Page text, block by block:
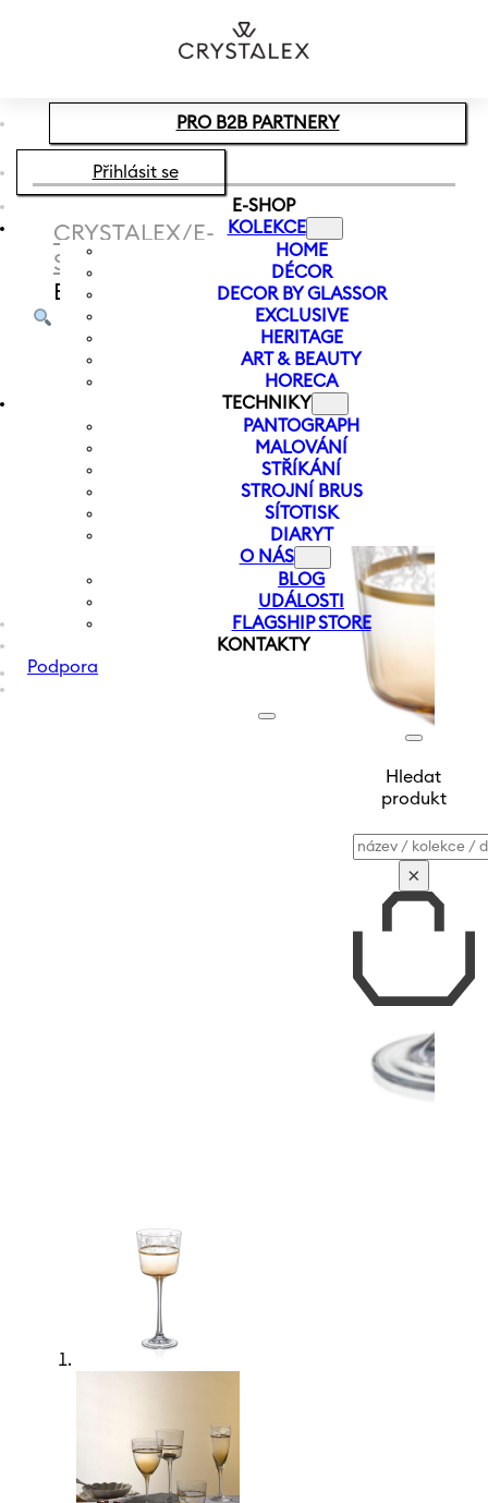
Přeskočit na zápatí
PRO B2B PARTNERY
Přihlásit se
E-SHOP
KOLEKCE
HOME
DÉCOR
DECOR BY GLASSOR
EXCLUSIVE
HERITAGE
ART & BEAUTY
HORECA
TECHNIKY
PANTOGRAPH
MALOVÁNÍ
STŘÍKÁNÍ
STROJNÍ BRUS
SÍTOTISK
DIARYT
O NÁS
BLOG
UDÁLOSTI
FLAGSHIP STORE
KONTAKTY
Podpora
Hledat
produkt
Vyhledávání
×
CRYSTALEX/ E-
SHOP
SVÍCEN
EXCELSIOR 225 MM